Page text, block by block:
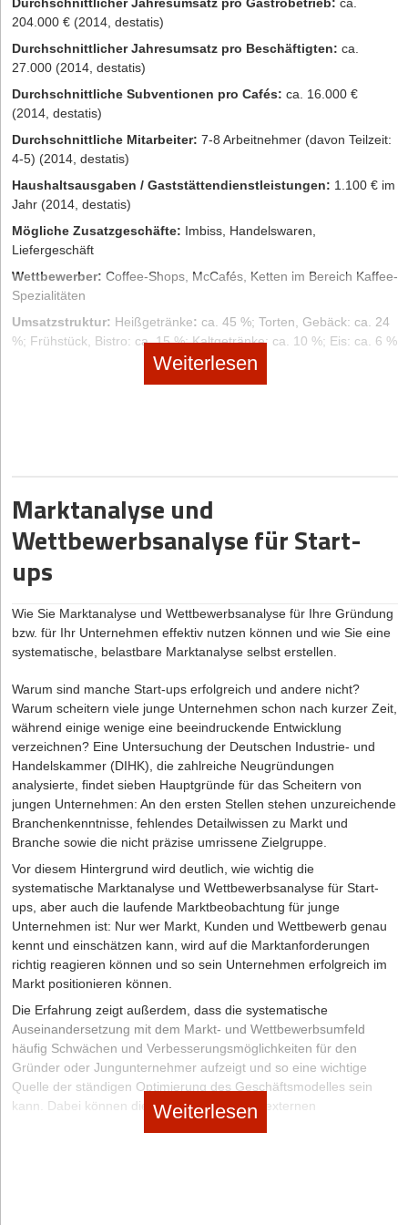
Klappe deines eigenen Trucks öffnest und ordentlich Burger und
Co. verkaufst, hat sich der Aufwand schon gelohnt und du kannst
weiter an deiner rollenden Erfolgsstory arbeiten.
Die Autorin Kristin Köck ist Content Marketing Managerin bei dem
Start-up
ready2order.
204.000 € (2014, destatis)
Durchschnittlicher Jahresumsatz pro Beschäftigten: ca.
27.000 (2014, destatis)
Durchschnittliche Subventionen pro Cafés: ca. 16.000 €
(2014, destatis)
Durchschnittliche Mitarbeiter: 7-8 Arbeitnehmer (davon Teilzeit:
4-5) (2014, destatis)
Haushaltsausgaben / Gaststättendienstleistungen: 1.100 € im
Jahr (2014, destatis)
Mögliche Zusatzgeschäfte: Imbiss, Handelswaren,
Liefergeschäft
Wettbewerber: Coffee-Shops, McCafés, Ketten im Bereich Kaffee-
Spezialitäten
Umsatzstruktur: Heißgetränke: ca. 45 %; Torten, Gebäck: ca. 24
%; Frühstück, Bistro: ca. 15 %; Kaltgetränke: ca. 10 %; Eis: ca. 6 %
Weiterlesen
Marktanalyse und
Wettbewerbsanalyse für Start-
ups
Wie Sie Marktanalyse und Wettbewerbsanalyse für Ihre Gründung
bzw. für Ihr Unternehmen effektiv nutzen können und wie Sie eine
systematische, belastbare Marktanalyse selbst erstellen.
Warum sind manche Start-ups erfolgreich und andere nicht?
Warum scheitern viele junge Unternehmen schon nach kurzer Zeit,
während einige wenige eine beeindruckende Entwicklung
verzeichnen? Eine Untersuchung der Deutschen Industrie- und
Handelskammer (DIHK), die zahlreiche Neugründungen
analysierte, findet sieben Hauptgründe für das Scheitern von
jungen Unternehmen: An den ersten Stellen stehen unzureichende
Branchenkenntnisse, fehlendes Detailwissen zu Markt und
Branche sowie die nicht präzise umrissene Zielgruppe.
Vor diesem Hintergrund wird deutlich, wie wichtig die
systematische Marktanalyse und Wettbewerbsanalyse für Start-
ups, aber auch die laufende Marktbeobachtung für junge
Unternehmen ist: Nur wer Markt, Kunden und Wettbewerb genau
kennt und einschätzen kann, wird auf die Marktanforderungen
richtig reagieren können und so sein Unternehmen erfolgreich im
Markt positionieren können.
Die Erfahrung zeigt außerdem, dass die systematische
Auseinandersetzung mit dem Markt- und Wettbewerbsumfeld
häufig Schwächen und Verbesserungsmöglichkeiten für den
Gründer oder Jungunternehmer aufzeigt und so eine wichtige
Quelle der ständigen Optimierung des Geschäftsmodelles sein
kann. Dabei können die Marktanalysen von externen
Weiterlesen